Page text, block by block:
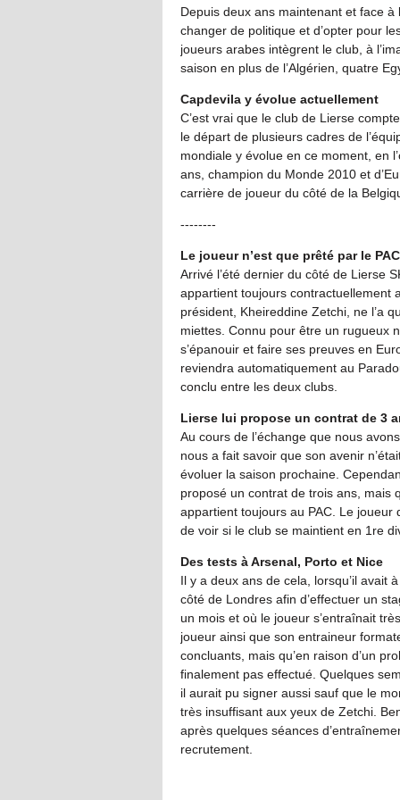
Depuis deux ans maintenant et face
changer de politique et d’opter pour
joueurs arabes intègrent le club, à
saison en plus de l’Algérien, quatre
Capdevila y évolue actuellement
C’est vrai que le club de Lierse
le départ de plusieurs cadres de
mondiale y évolue en ce moment, en
ans, champion du Monde 2010 et
carrière de joueur du côté de la
--------
Le joueur n’est que prêté par le
Arrivé l’été dernier du côté de Lierse
appartient toujours contractuellement
président, Kheireddine Zetchi, ne l’a
miettes. Connu pour être un rugueux
s’épanouir et faire ses preuves en
reviendra automatiquement au
conclu entre les deux clubs.
Lierse lui propose un contrat de 3
Au cours de l’échange que nous
nous a fait savoir que son avenir
évoluer la saison prochaine.
proposé un contrat de trois ans, mais
appartient toujours au PAC. Le
de voir si le club se maintient en 1re
Des tests à Arsenal, Porto et Nice
Il y a deux ans de cela, lorsqu’il avait
côté de Londres afin d’effectuer un
un mois et où le joueur s’entraînait
joueur ainsi que son entraineur
concluants, mais qu’en raison d’un
finalement pas effectué. Quelques
il aurait pu signer aussi sauf que le
très insuffisant aux yeux de Zetchi.
après quelques séances
recrutement.